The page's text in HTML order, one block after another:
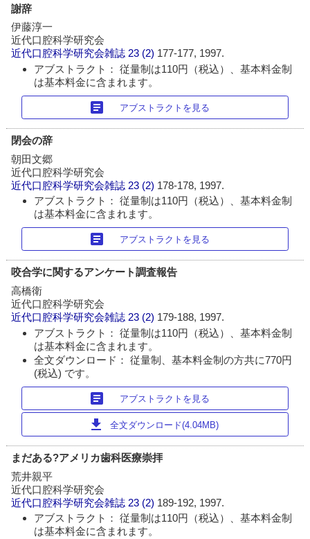
謝辞
伊藤淳一
近代口腔科学研究会
近代口腔科学研究会雑誌 23 (2) 177-177, 1997.
アブストラクト： 従量制は110円（税込）、基本料金制
は基本料金に含まれます。
article アブストラクトを見る
閉会の辞
朝田文郷
近代口腔科学研究会
近代口腔科学研究会雑誌 23 (2) 178-178, 1997.
アブストラクト： 従量制は110円（税込）、基本料金制
は基本料金に含まれます。
article アブストラクトを見る
咬合学に関するアンケート調査報告
高橋衛
近代口腔科学研究会
近代口腔科学研究会雑誌 23 (2) 179-188, 1997.
アブストラクト： 従量制は110円（税込）、基本料金制
は基本料金に含まれます。
全文ダウンロード： 従量制、基本料金制の方共に770円
(税込) です。
article アブストラクトを見る
download 全文ダウンロード(4.04MB)
まだある?アメリカ歯科医療崇拝
荒井親平
近代口腔科学研究会
近代口腔科学研究会雑誌 23 (2) 189-192, 1997.
アブストラクト： 従量制は110円（税込）、基本料金制
は基本料金に含まれます。